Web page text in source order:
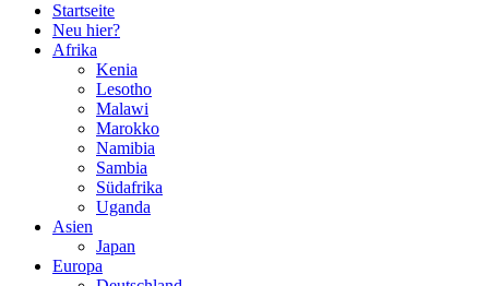
Startseite
Neu hier?
Afrika
Kenia
Lesotho
Malawi
Marokko
Namibia
Sambia
Südafrika
Uganda
Asien
Japan
Europa